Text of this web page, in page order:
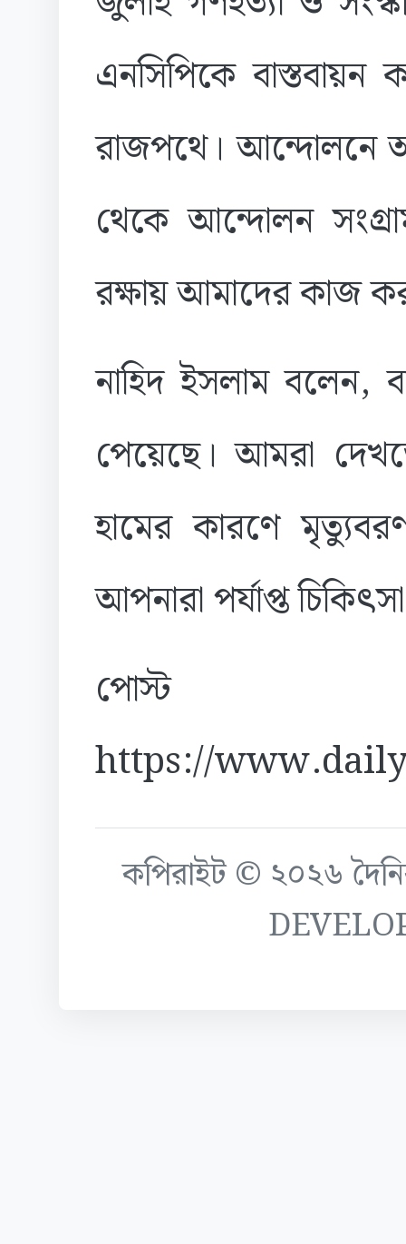
এনসিপিকে
রাজপথে। আন্দোলনে
থেকে আন্দোলন
রক্ষায় আমাদের কাজ
নাহিদ ইসলাম বলেন,
পেয়েছে। আমরা
হামের কারণে
আপনারা পর্যাপ্ত
https://
কপিরাইট © ২০২৬